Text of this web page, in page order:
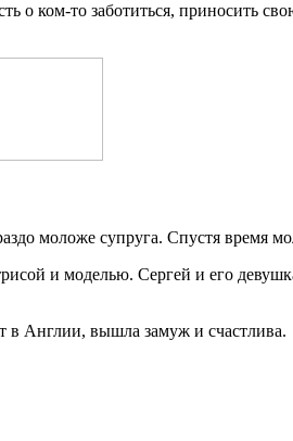
о ком-то заботиться, приносить
моложе супруга. Спустя время
и моделью. Сергей и его
в Англии, вышла замуж и счастлива.